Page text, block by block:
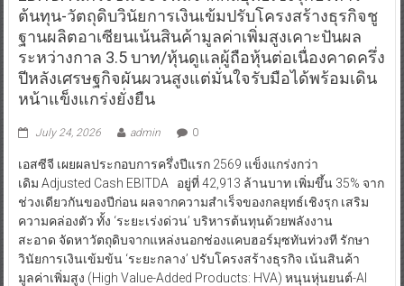
ต้นทุน-วัตถุดิบวินัยการเงินเข้มปรับโครงสร้างธุรกิจชู
ฐานผลิตอาเซียนเน้นสินค้ามูลค่าเพิ่มสูงเคาะปันผล
ระหว่างกาล 3.5 บาท/หุ้นดูแลผู้ถือหุ้นต่อเนื่องคาดครึ่ง
ปีหลังเศรษฐกิจผันผวนสูงแต่มั่นใจรับมือได้พร้อมเดิน
หน้าแข็งแกร่งยั่งยืน
July 24, 2026 admin 0
เอสซีจี เผยผลประกอบการครึ่งปีแรก 2569 แข็งแกร่งกว่า
เดิม Adjusted Cash EBITDA อยู่ที่ 42,913 ล้านบาท เพิ่มขึ้น 35% จาก
ช่วงเดียวกันของปีก่อน ผลจากความสำเร็จของกลยุทธ์เชิงรุก เสริม
ความคล่องตัว ทั้ง ‘ระยะเร่งด่วน’ บริหารต้นทุนด้วยพลังงาน
สะอาด จัดหาวัตถุดิบจากแหล่งนอกช่องแคบฮอร์มุซทันท่วงที รักษา
วินัยการเงินเข้มข้น ‘ระยะกลาง’ ปรับโครงสร้างธุรกิจ เน้นสินค้า
มูลค่าเพิ่มสูง (High Value-Added Products: HVA) หนุนหุ่นยนต์-AI